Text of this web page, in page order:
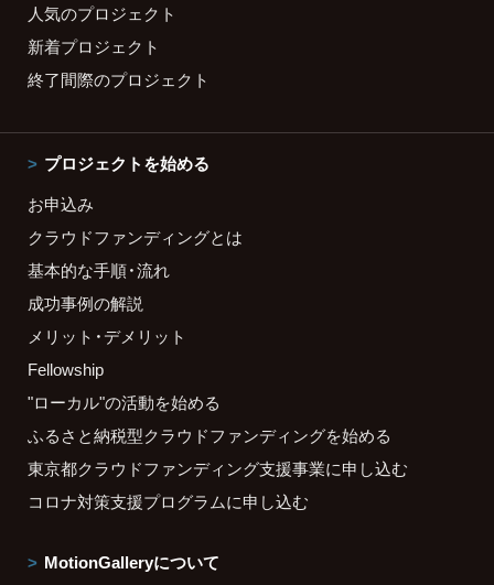
人気のプロジェクト
新着プロジェクト
終了間際のプロジェクト
プロジェクトを始める
お申込み
クラウドファンディングとは
基本的な手順・流れ
成功事例の解説
メリット・デメリット
Fellowship
"ローカル"の活動を始める
ふるさと納税型クラウドファンディングを始める
東京都クラウドファンディング支援事業に申し込む
コロナ対策支援プログラムに申し込む
MotionGalleryについて